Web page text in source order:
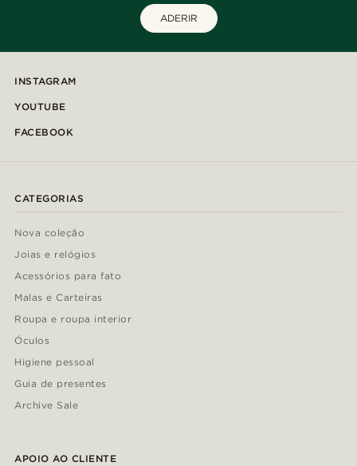
ADERIR
INSTAGRAM
YOUTUBE
FACEBOOK
CATEGORIAS
Nova coleção
Joias e relógios
Acessórios para fato
Malas e Carteiras
Roupa e roupa interior
Óculos
Higiene pessoal
Guia de presentes
Archive Sale
APOIO AO CLIENTE